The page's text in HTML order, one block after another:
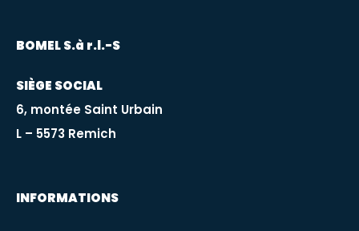
BOMEL S.à r.l.-S
SIÈGE SOCIAL
6, montée Saint Urbain
L – 5573 Remich
INFORMATIONS